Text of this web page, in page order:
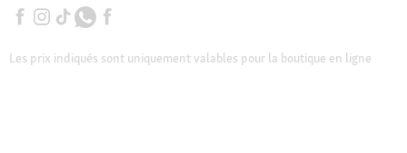
Les prix indiqués sont uniquement valables pour la boutique en ligne